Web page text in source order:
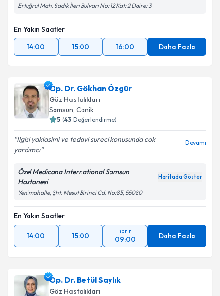
Ertuğrul Mah. Sadık İleri Bulvarı No: 12 Kat: 2 Daire: 3
En Yakın Saatler
14:00
15:00 16:00 Daha Fazla
Op. Dr. Gökhan Özgür
Göz Hastalıkları
Samsun, Canik
5 (43 Değerlendirme)
Ilgisi yaklasimi ve tedavi sureci konusunda cok
yardımcı
Devamı
Özel Medicana International Samsun
Hastanesi
Haritada Göster
Yenimahalle, Şht. Mesut Birinci Cd. No:85, 55080
En Yakın Saatler
14:00 15:00
Yarın
09:00 Daha Fazla
Op. Dr. Betül Saylık
Göz Hastalıkları